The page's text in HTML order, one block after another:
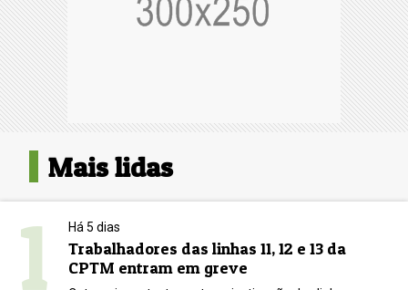
Mais lidas
1 Há 5 dias
Trabalhadores das linhas 11, 12 e 13 da
CPTM entram em greve